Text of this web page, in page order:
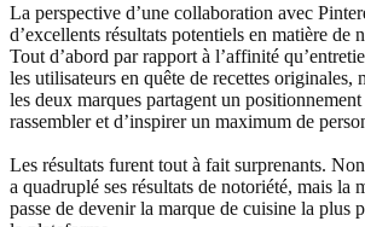
La perspective d’une collaboration avec
d’excellents résultats potentiels en matière de
Tout d’abord par rapport à l’affinité
les utilisateurs en quête de recettes originales,
les deux marques partagent un
rassembler et d’inspirer un maximum de
Les résultats furent tout à fait surprenants.
a quadruplé ses résultats de notoriété, mais la
passe de devenir la marque de cuisine la plus